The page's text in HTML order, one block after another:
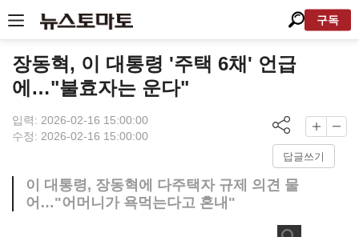
구독
장동혁, 이 대통령 '주택 6채' 언급
에…"불효자는 운다"
입력: 2026-02-16 15:00:00
수정: 2026-02-16 15:00:00
답글쓰기
이 대통령, 장동혁에 다주택자 규제 의견 물
어…"어머니가 욕먹는다고 혼내"